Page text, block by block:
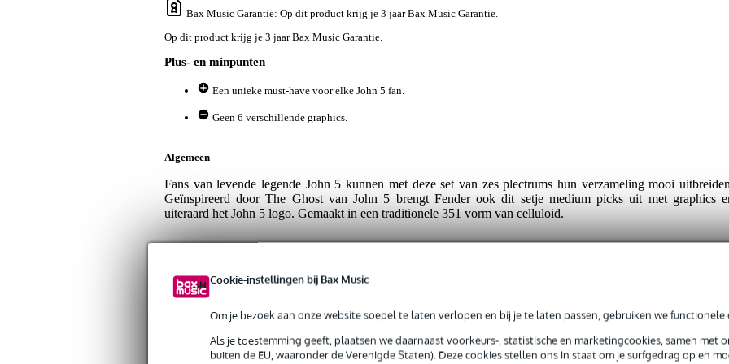
Cookie-instellingen bij Bax Music
Om je bezoek aan onze website soepel te laten verlopen en bij je te laten passen, gebruiken we functionele
Als je toestemming geeft, plaatsen we daarnaast voorkeurs-, statistische en marketingcookies, samen met
buiten de EU, waaronder de Verenigde Staten). Deze cookies stellen ons in staat om je surfgedrag op en
Bax Music Garantie: Op dit product krijg je 3 jaar Bax Music Garantie.
Op dit product krijg je 3 jaar Bax Music Garantie.
Plus- en minpunten
Een unieke must-have voor elke John 5 fan.
Geen 6 verschillende graphics.
Algemeen
Fans van levende legende John 5 kunnen met deze set van zes plectrums hun verzameling mooi
Geïnspireerd door The Ghost van John 5 brengt Fender ook dit setje medium picks uit met graphics
uiteraard het John 5 logo. Gemaakt in een traditionele 351 vorm van celluloid.
Specificaties
Productkenmerken
Duurzaamheid product
niet gespecificeerd